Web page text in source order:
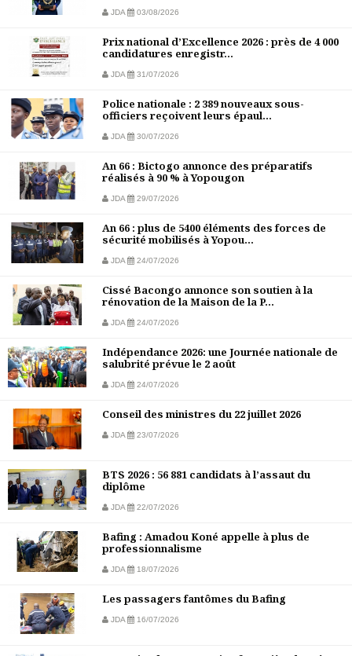
JDA 03/08/2026
Prix national d’Excellence 2026 : près de 4 000
candidatures enregistr...
JDA 31/07/2026
Police nationale : 2 389 nouveaux sous-
officiers reçoivent leurs épaul...
JDA 30/07/2026
An 66 : Bictogo annonce des préparatifs
réalisés à 90 % à Yopougon
JDA 29/07/2026
An 66 : plus de 5400 éléments des forces de
sécurité mobilisés à Yopou...
JDA 24/07/2026
Cissé Bacongo annonce son soutien à la
rénovation de la Maison de la P...
JDA 24/07/2026
Indépendance 2026: une Journée nationale de
salubrité prévue le 2 août
JDA 24/07/2026
Conseil des ministres du 22 juillet 2026
JDA 23/07/2026
BTS 2026 : 56 881 candidats à l’assaut du
diplôme
JDA 22/07/2026
Bafing : Amadou Koné appelle à plus de
professionnalisme
JDA 18/07/2026
Les passagers fantômes du Bafing
JDA 16/07/2026